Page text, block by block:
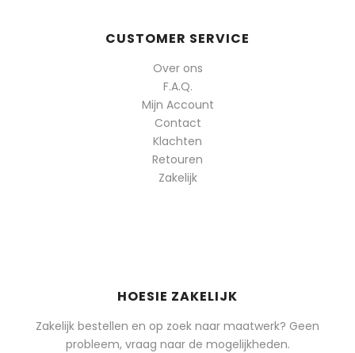
CUSTOMER SERVICE
Over ons
F.A.Q.
Mijn Account
Contact
Klachten
Retouren
Zakelijk
HOESIE ZAKELIJK
Zakelijk bestellen en op zoek naar maatwerk? Geen
probleem, vraag naar de mogelijkheden.